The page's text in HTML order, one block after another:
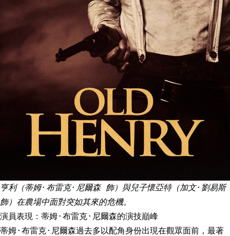
亨利（蒂姆·布雷克·尼爾森 飾）與兒子懷亞特（加文·劉易斯
飾）在農場中面對突如其來的危機。
演員表現：蒂姆·布雷克·尼爾森的演技巔峰
蒂姆·布雷克·尼爾森過去多以配角身份出現在觀眾面前，最著